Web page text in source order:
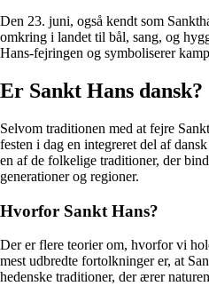
Den 23. juni, også kendt som
omkring i landet til bål, sang, og
Hans-fejringen og symboliserer
Er Sankt Hans dansk?
Selvom traditionen med at fejre
festen i dag en integreret del af
en af de folkelige traditioner, der
generationer og regioner.
Hvorfor Sankt Hans?
Der er flere teorier om, hvorfor vi
mest udbredte fortolkninger er, at
hedenske traditioner, der ærer